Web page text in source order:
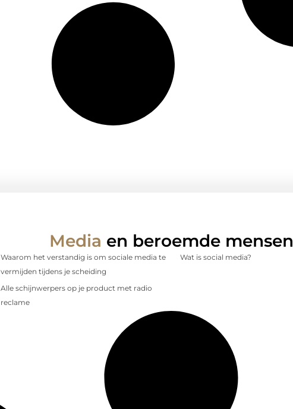
Media en beroemde mensen
Waarom het verstandig is om sociale media te
vermijden tijdens je scheiding
Wat is social media?
Alle schijnwerpers op je product met radio
reclame